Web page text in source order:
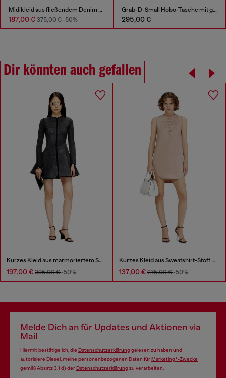
Midikleid aus fließendem Denim mit Schmutzeffekt
187,00 € 375,00 €-50%
Grab-D-Small Hobo-Tasche mit gerafftem Design
295,00 €
Dir könnten auch gefallen
Kurzes Kleid aus marmoriertem Scuba
197,00 € 395,00 €-50%
Kurzes Kleid aus Sweatshirt-Stoff mit Dévoré-Effekt
137,00 € 275,00 €-50%
Melde Dich an für Updates und Aktionen via
Mail
Hiermit bestätige ich, die Datenschutzerklärunggelesen zu haben und
autorisiere Diesel, meine personenbezogenen Daten fürMarketing*-Zwecke
gemäß Absatz 3.1 d) derDatenschutzerklärungzu verarbeiten.